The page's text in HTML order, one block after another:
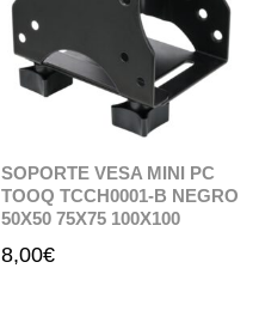
SOPORTE VESA MINI PC
TOOQ TCCH0001-B NEGRO
50X50 75X75 100X100
8,00€